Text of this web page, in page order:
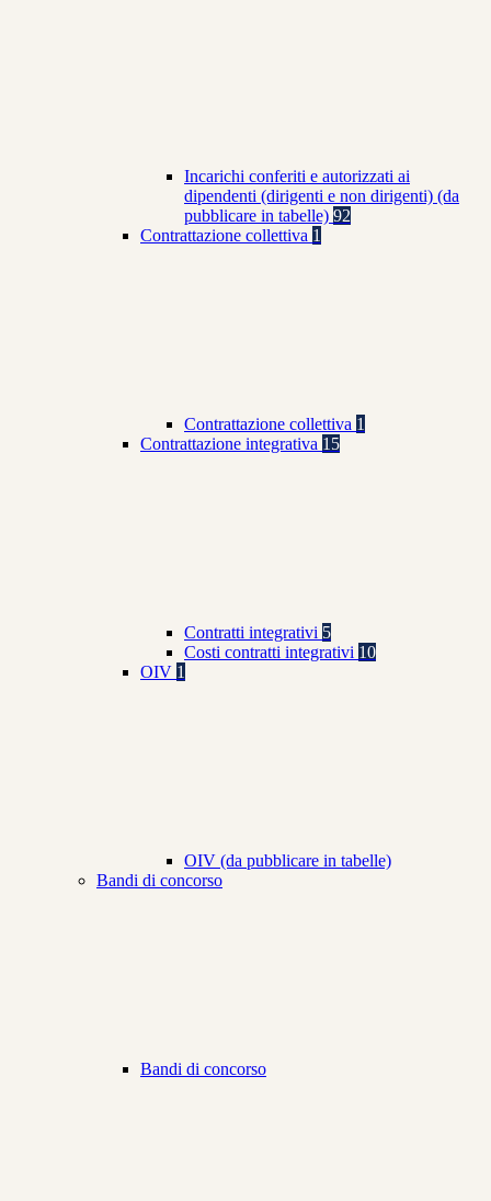
Incarichi conferiti e autorizzati ai
dipendenti (dirigenti e non dirigenti) (da
pubblicare in tabelle) 92
Contrattazione collettiva 1
Contrattazione collettiva 1
Contrattazione integrativa 15
Contratti integrativi 5
Costi contratti integrativi 10
OIV 1
OIV (da pubblicare in tabelle)
Bandi di concorso
Bandi di concorso